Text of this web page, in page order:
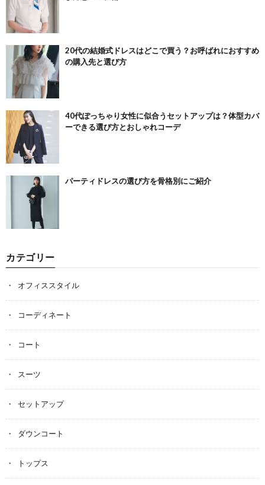
20代の結婚式ドレスはどこで買う？お呼ばれにおすすめ
の購入先と選び方
40代ぽっちゃり女性に似合うセットアップは？体型カバ
ーできる選び方とおしゃれコーデ
パーティドレスの選び方を骨格別にご紹介
カテゴリー
オフィススタイル
コーディネート
コート
スーツ
セットアップ
ダウンコート
トップス